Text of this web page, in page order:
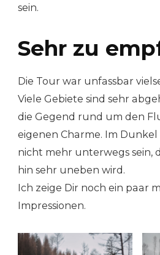
sein.
Sehr zu
Die Tour war unfassbar
Viele Gebiete sind sehr
die Gegend rund um den
eigenen Charme. Im
nicht mehr unterwegs sein,
hin sehr uneben wird.
Ich zeige Dir noch ein paar
Impressionen.